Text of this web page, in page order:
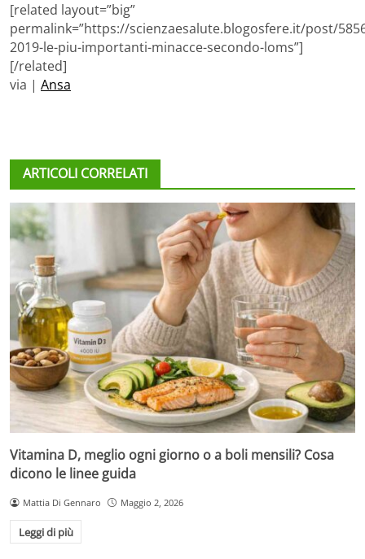
[related layout=”big”
permalink=”https://scienzaesalute.blogosfere.it/post/
2019-le-piu-importanti-minacce-secondo-loms”]
[/related]
via | Ansa
ARTICOLI CORRELATI
Vitamina D, meglio ogni giorno o a boli mensili? Cosa
dicono le linee guida
Mattia Di Gennaro Maggio 2, 2026
Leggi di più